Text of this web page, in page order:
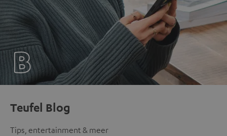
Teufel Blog
Tips, entertainment & meer